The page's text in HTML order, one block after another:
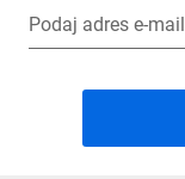
Podaj adres e-mail